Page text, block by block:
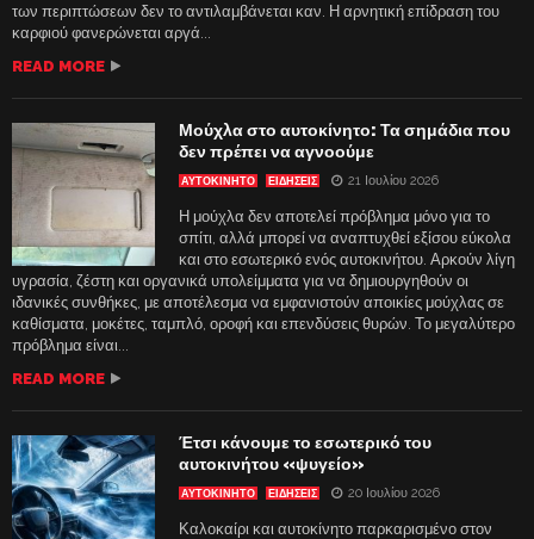
των περιπτώσεων δεν το αντιλαμβάνεται καν. Η αρνητική επίδραση του
καρφιού φανερώνεται αργά...
READ MORE
Μούχλα στο αυτοκίνητο: Τα σημάδια που
δεν πρέπει να αγνοούμε
ΑΥΤΟΚΙΝΗΤΟ ΕΙΔΗΣΕΙΣ 21 Ιουλίου 2026
Η μούχλα δεν αποτελεί πρόβλημα μόνο για το
σπίτι, αλλά μπορεί να αναπτυχθεί εξίσου εύκολα
και στο εσωτερικό ενός αυτοκινήτου. Αρκούν λίγη
υγρασία, ζέστη και οργανικά υπολείμματα για να δημιουργηθούν οι
ιδανικές συνθήκες, με αποτέλεσμα να εμφανιστούν αποικίες μούχλας σε
καθίσματα, μοκέτες, ταμπλό, οροφή και επενδύσεις θυρών. Το μεγαλύτερο
πρόβλημα είναι...
READ MORE
Έτσι κάνουμε το εσωτερικό του
αυτοκινήτου «ψυγείο»
ΑΥΤΟΚΙΝΗΤΟ ΕΙΔΗΣΕΙΣ 20 Ιουλίου 2026
Καλοκαίρι και αυτοκίνητο παρκαρισμένο στον